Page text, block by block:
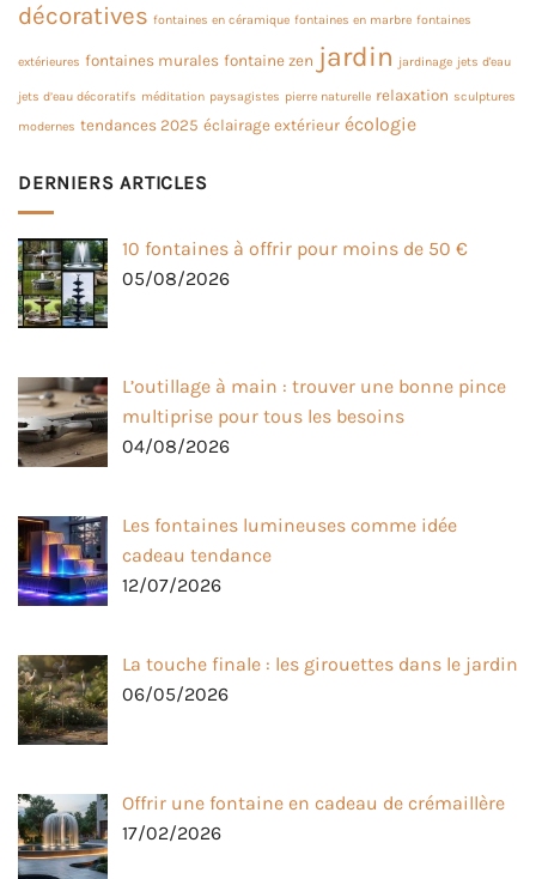
décoratives fontaines en céramique fontaines en marbre fontaines
extérieures fontaines murales fontaine zen jardin jardinage jets d'eau
jets d’eau décoratifs méditation paysagistes pierre naturelle relaxation sculptures
modernes tendances 2025 éclairage extérieur écologie
DERNIERS ARTICLES
10 fontaines à offrir pour moins de 50 €
05/08/2026
L’outillage à main : trouver une bonne pince
multiprise pour tous les besoins
04/08/2026
Les fontaines lumineuses comme idée
cadeau tendance
12/07/2026
La touche finale : les girouettes dans le jardin
06/05/2026
Offrir une fontaine en cadeau de crémaillère
17/02/2026